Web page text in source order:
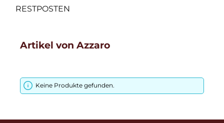
RESTPOSTEN
Artikel von Azzaro
Keine Produkte gefunden.